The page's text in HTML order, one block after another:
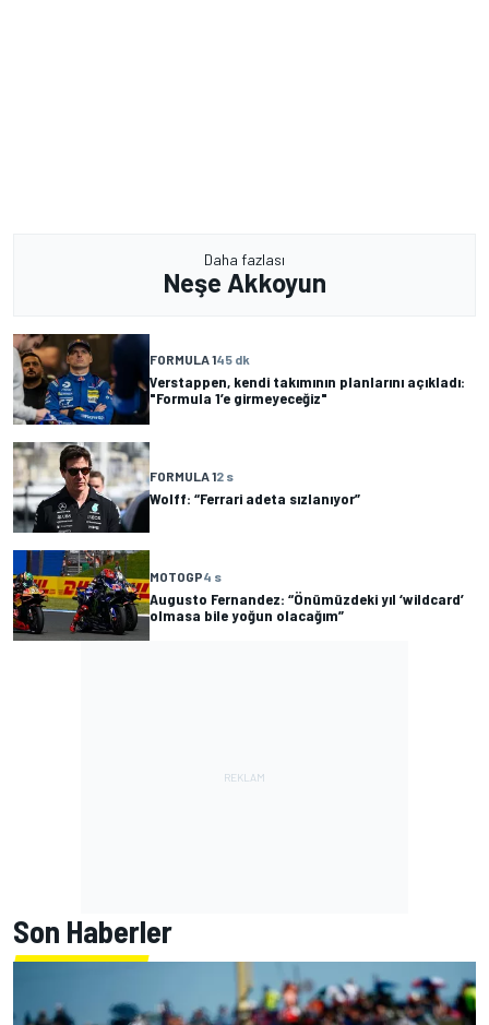
Daha fazlası
Neşe Akkoyun
FORMULA 145 dk
Verstappen, kendi takımının planlarını açıkladı:
"Formula 1’e girmeyeceğiz"
FORMULA 12 s
Wolff: “Ferrari adeta sızlanıyor”
MOTOGP4 s
Augusto Fernandez: “Önümüzdeki yıl ‘wildcard’
olmasa bile yoğun olacağım”
Son Haberler